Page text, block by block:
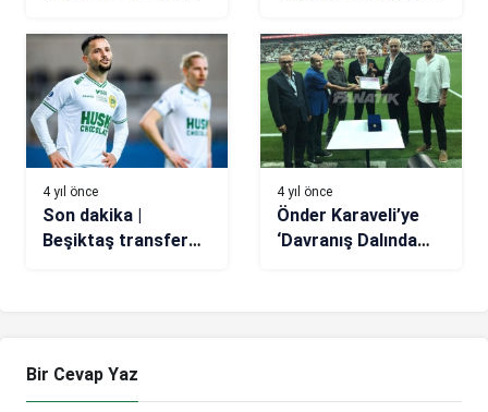
hakkında konuşmak
istemiyorum
Hazard, Icardi…
4 yıl önce
Son dakika |
Beşiktaş transfer
4 yıl önce
Önder Karaveli’ye
‘Davranış Dalında
Bir Cevap Yaz